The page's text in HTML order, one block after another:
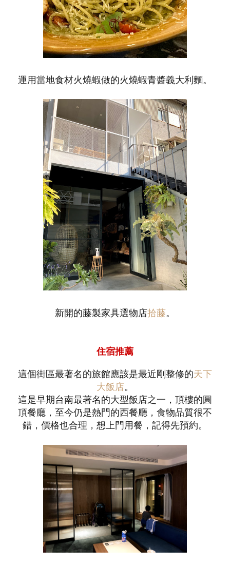
運用當地食材火燒蝦做的火燒蝦青醬義大利麵。
新開的藤製家具選物店拾藤。
住宿推薦
這個街區最著名的旅館應該是最近剛整修的天下
大飯店。
這是早期台南最著名的大型飯店之一，頂樓的圓
頂餐廳，至今仍是熱門的西餐廳，食物品質很不
錯，價格也合理，想上門用餐，記得先預約。